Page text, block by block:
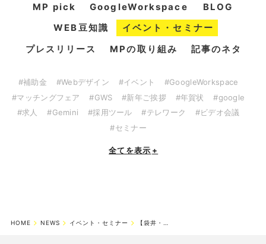
MP pick
GoogleWorkspace
BLOG
WEB豆知識
イベント・セミナー
プレスリリース
MPの取り組み 記事のネタ
#補助金 #Webデザイン #イベント
#GoogleWorkspace
#マッチングフェア
#GWS #新年ご挨拶 #年賀状
#google
#求人
#Gemini #採用ツール #テレワーク
#ビデオ会議
#セミナー
全てを表示 +
HOME NEWS イベント・セミナー 【袋井・掛川】 「ホームページ作成サービス・ウェブサポ」セミナー開催